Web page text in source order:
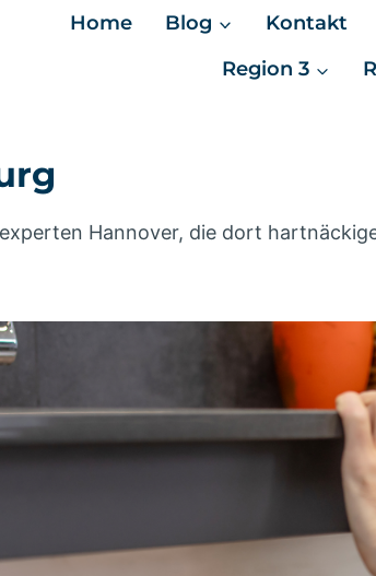
Home Blog Kontakt
Region 3
Hannover, die dort